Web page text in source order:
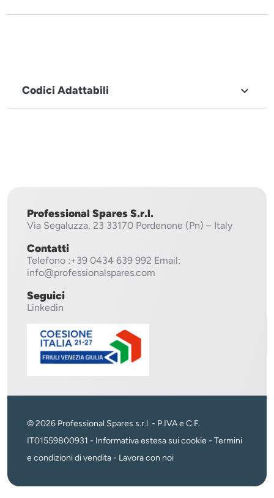
Codici Adattabili 
Professional Spares S.r.l.
Via Segaluzza, 23 33170 Pordenone (Pn) – Italy
Contatti
Telefono :+39 0434 639 992 Email:
info@professionalspares.com
Seguici
Linkedin
© 2026 Professional Spares s.r.l. - P.IVA e C.F.
IT01559800931 - Informativa estesa sui cookie - Termini
e condizioni di vendita- Lavora con noi